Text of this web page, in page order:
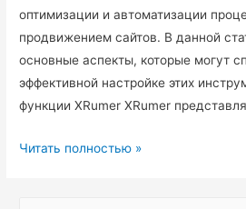
оптимизации и автоматизации
продвижением сайтов. В данной
основные аспекты, которые могут
эффективной настройке этих
функции XRumer XRumer
Уроки
Читать полностью »